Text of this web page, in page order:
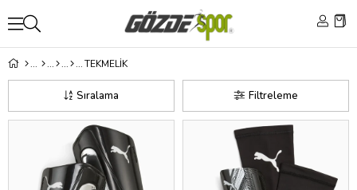
TEKMELİK
Filtreleme
Sıralama